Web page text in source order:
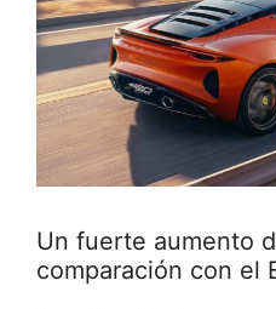
Un fuerte aumento
comparación con el